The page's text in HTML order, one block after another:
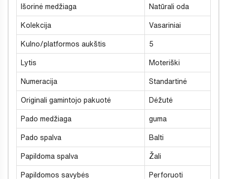
Išorinė medžiaga Natūrali oda
Kolekcija Vasariniai
Kulno/platformos aukštis 5
Lytis Moteriški
Numeracija Standartinė
Originali gamintojo pakuotė Dėžutė
Pado medžiaga guma
Pado spalva Balti
Papildoma spalva Žali
Papildomos savybės Perforuoti